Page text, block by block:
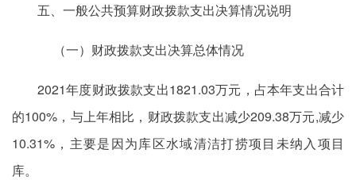
五、一般公共预算财政拨款支出决算情况说明
（一）财政拨款支出决算总体情况
2021年度财政拨款支出1821.03万元，占本年支出合计
的100%，与上年相比，财政拨款支出减少209.38万元,减少
10.31%，主要是因为库区水域清洁打捞项目未纳入项目
库。